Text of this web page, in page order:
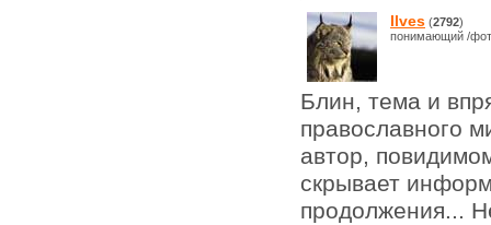
Ilves (2792)
понимающий /
Блин, тема и
православного
автор,
скрывает
продолжения...